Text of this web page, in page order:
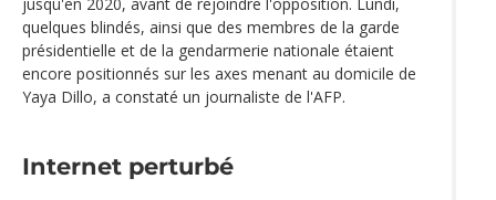
quelques blindés, ainsi que des membres de la garde
présidentielle et de la gendarmerie nationale étaient
encore positionnés sur les axes menant au domicile de
Yaya Dillo, a constaté un journaliste de l'AFP.
Internet perturbé